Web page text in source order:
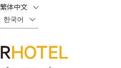
繁体中文
한국어